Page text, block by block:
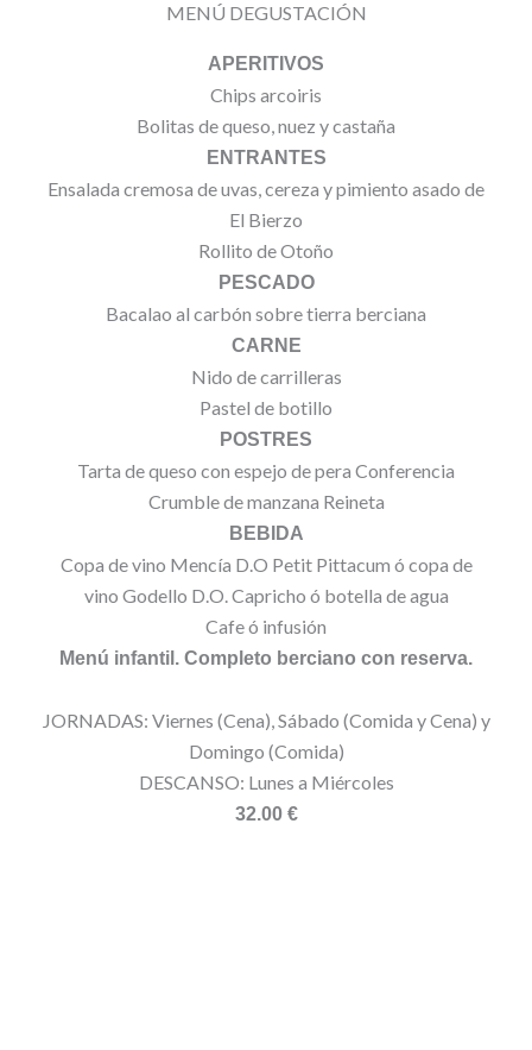
MENÚ DEGUSTACIÓN
APERITIVOS
Chips arcoiris
Bolitas de queso, nuez y castaña
ENTRANTES
Ensalada cremosa de uvas, cereza y pimiento asado de
El Bierzo
Rollito de Otoño
PESCADO
Bacalao al carbón sobre tierra berciana
CARNE
Nido de carrilleras
Pastel de botillo
POSTRES
Tarta de queso con espejo de pera Conferencia
Crumble de manzana Reineta
BEBIDA
Copa de vino Mencía D.O Petit Pittacum ó copa de
vino Godello D.O. Capricho ó botella de agua
Cafe ó infusión
Menú infantil. Completo berciano con reserva.
JORNADAS: Viernes (Cena), Sábado (Comida y Cena) y
Domingo (Comida)
DESCANSO: Lunes a Miércoles
32.00 €